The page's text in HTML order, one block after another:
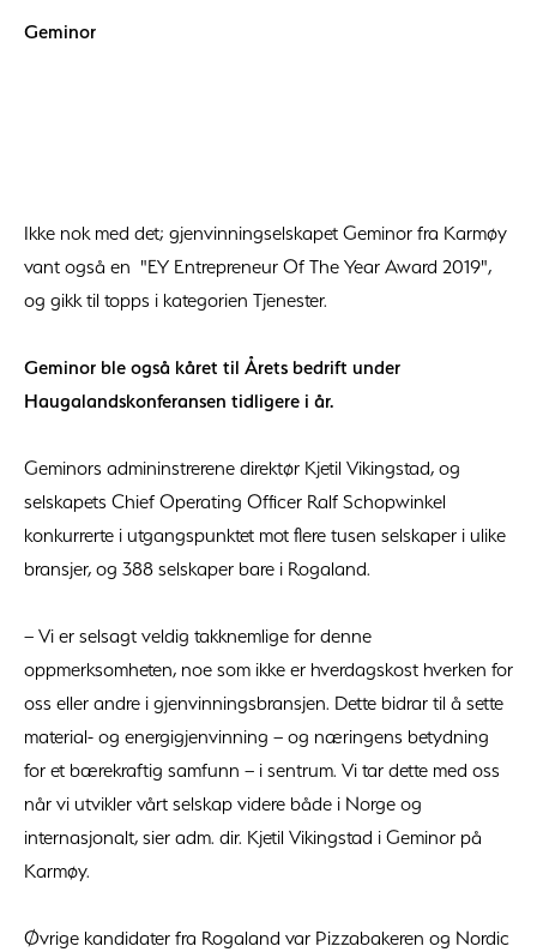
Geminor
Ikke nok med det; gjenvinningselskapet Geminor fra Karmøy
vant også en "EY Entrepreneur Of The Year Award 2019",
og gikk til topps i kategorien Tjenester.
Geminor ble også kåret til Årets bedrift under
Haugalandskonferansen tidligere i år.
Geminors admininstrerene direktør Kjetil Vikingstad, og
selskapets Chief Operating Officer Ralf Schopwinkel
konkurrerte i utgangspunktet mot flere tusen selskaper i ulike
bransjer, og 388 selskaper bare i Rogaland.
– Vi er selsagt veldig takknemlige for denne
oppmerksomheten, noe som ikke er hverdagskost hverken for
oss eller andre i gjenvinningsbransjen. Dette bidrar til å sette
material- og energigjenvinning – og næringens betydning
for et bærekraftig samfunn – i sentrum. Vi tar dette med oss
når vi utvikler vårt selskap videre både i Norge og
internasjonalt, sier adm. dir. Kjetil Vikingstad i Geminor på
Karmøy.
Øvrige kandidater fra Rogaland var Pizzabakeren og Nordic